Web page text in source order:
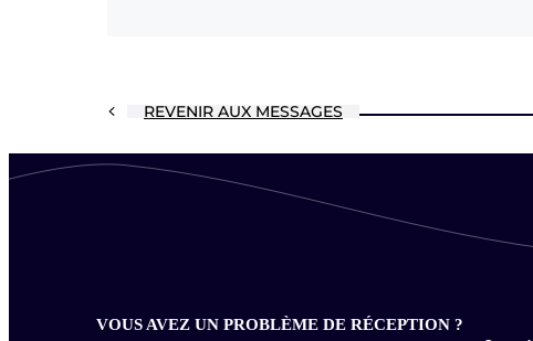
REVENIR AUX MESSAGES
VOUS AVEZ UN PROBLÈME DE RÉCEPTION ?